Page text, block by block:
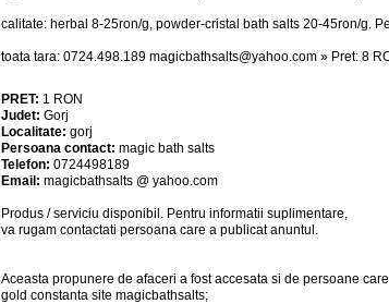
calitate: herbal 8-25ron/g, powder-cristal bath salts 20-45ron/g.
toata tara: 0724.498.189 magicbathsalts@yahoo.com » Pret: 8
PRET: 1 RON
Judet: Gorj
Localitate: gorj
Persoana contact: magic bath salts
Telefon: 0724498189
Email: magicbathsalts @ yahoo.com
Produs / serviciu disponibil . Pentru informatii suplimentare,
va rugam contactati persoana care a publicat anuntul.
Aceasta propunere de afaceri a fost accesata si de persoane
gold constanta site magicbathsalts;